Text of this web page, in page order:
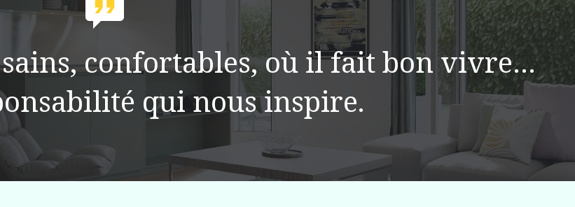
sains, confortables, où il fait bon vivre…
qui nous inspire.